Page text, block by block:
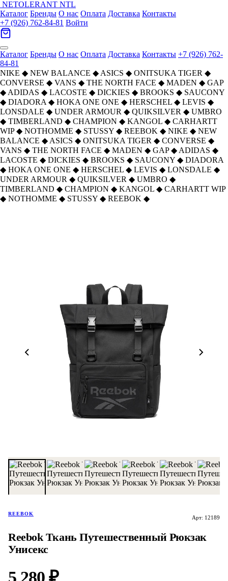
NETOLERANT NTL
Каталог Бренды О нас Оплата Доставка Контакты
+7 (926) 762-84-81 Войти
Каталог Бренды О нас Оплата Доставка Контакты +7 (926) 762-
84-81
NIKE ◆ NEW BALANCE ◆ ASICS ◆ ONITSUKA TIGER ◆
CONVERSE ◆ VANS ◆ THE NORTH FACE ◆ MADEN ◆ GAP
◆ ADIDAS ◆ LACOSTE ◆ DICKIES ◆ BROOKS ◆ SAUCONY
◆ DIADORA ◆ HOKA ONE ONE ◆ HERSCHEL ◆ LEVIS ◆
LONSDALE ◆ UNDER ARMOUR ◆ QUIKSILVER ◆ UMBRO
◆ TIMBERLAND ◆ CHAMPION ◆ KANGOL ◆ CARHARTT
WIP ◆ NOTHOMME ◆ STUSSY ◆ REEBOK ◆ NIKE ◆ NEW
BALANCE ◆ ASICS ◆ ONITSUKA TIGER ◆ CONVERSE ◆
VANS ◆ THE NORTH FACE ◆ MADEN ◆ GAP ◆ ADIDAS ◆
LACOSTE ◆ DICKIES ◆ BROOKS ◆ SAUCONY ◆ DIADORA
◆ HOKA ONE ONE ◆ HERSCHEL ◆ LEVIS ◆ LONSDALE ◆
UNDER ARMOUR ◆ QUIKSILVER ◆ UMBRO ◆
TIMBERLAND ◆ CHAMPION ◆ KANGOL ◆ CARHARTT WIP
◆ NOTHOMME ◆ STUSSY ◆ REEBOK ◆
REEBOK
Арт: 12189
Reebok Ткань Путешественный Рюкзак
Унисекс
5 280 ₽